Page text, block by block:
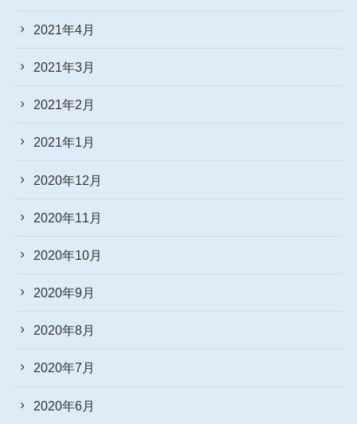
2021年4月
2021年3月
2021年2月
2021年1月
2020年12月
2020年11月
2020年10月
2020年9月
2020年8月
2020年7月
2020年6月